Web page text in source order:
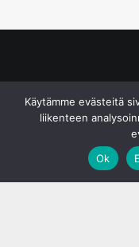
Käytämme evästeitä
liikenteen
Ok